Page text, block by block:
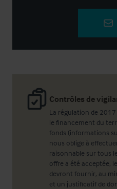
Contrôles de
La régulation de
le financement du
fonds (informations
nous oblige à
raisonnable sur tous
offre a été acceptée,
devront fournir, au
et un justificatif de